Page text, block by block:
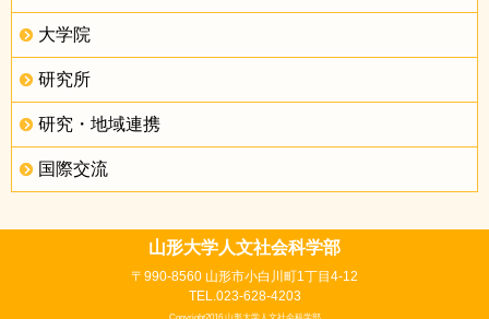
大学院
研究所
研究・地域連携
国際交流
山形大学人文社会科学部
〒990-8560 山形市小白川町1丁目4-12
TEL.023-628-4203